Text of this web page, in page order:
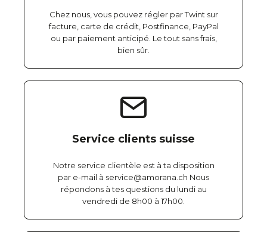
Chez nous, vous pouvez régler par Twint sur
facture, carte de crédit, Postfinance, PayPal
ou par paiement anticipé. Le tout sans frais,
bien sûr.
Service clients suisse
Notre service clientèle est à ta disposition
par e-mail à service@amorana.ch Nous
répondons à tes questions du lundi au
vendredi de 8h00 à 17h00.